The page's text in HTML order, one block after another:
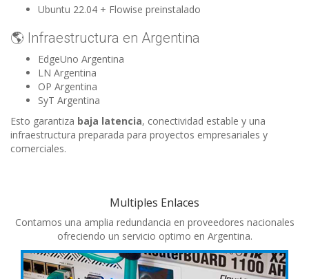
Ubuntu 22.04 + Flowise preinstalado
🌎 Infraestructura en Argentina
EdgeUno Argentina
LN Argentina
OP Argentina
SyT Argentina
Esto garantiza baja latencia, conectividad estable y una
infraestructura preparada para proyectos empresariales y
comerciales.
Multiples Enlaces
Contamos una amplia redundancia en proveedores nacionales
ofreciendo un servicio optimo en Argentina.